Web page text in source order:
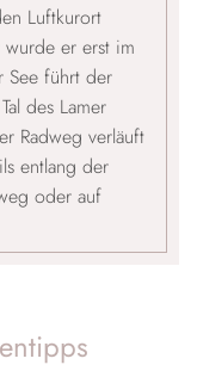
Luftkurort
er erst im
See führt der
des Lamer
Radweg verläuft
entlang der
oder auf